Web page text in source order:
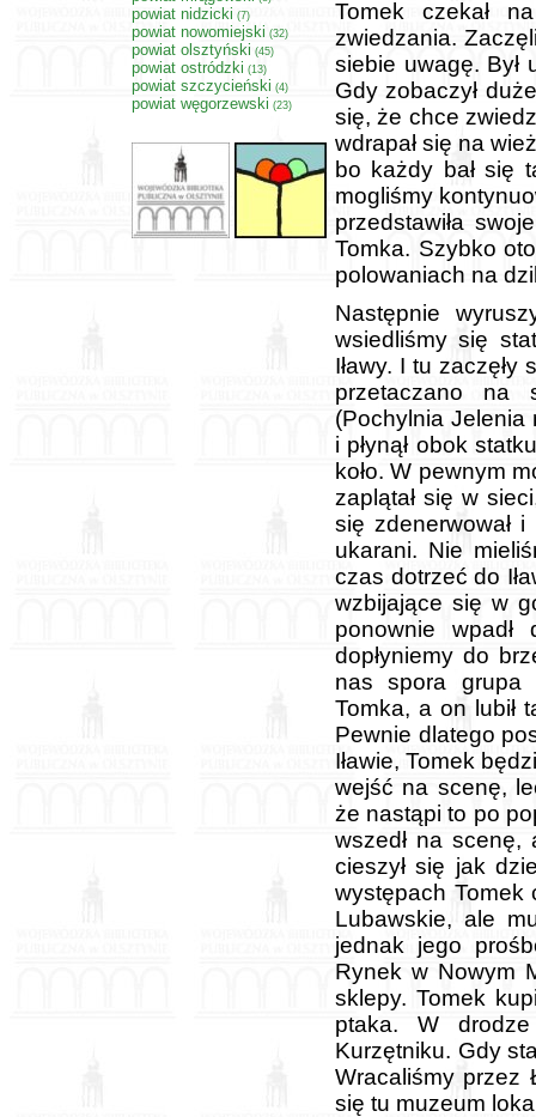
powiat nidzicki (7)
powiat nowomiejski (32)
powiat olsztyński (45)
powiat ostródzki (13)
powiat szczycieński (4)
powiat węgorzewski (23)
Tomek czekał
zwiedzania.
siebie uwagę. Był
Gdy zobaczył
się, że chce
wdrapał się na
bo każdy bał się
mogliśmy
przedstawiła
Tomka. Szybko
polowaniach na
Następnie
wsiedliśmy się
Iławy. I tu
przetaczano na
(Pochylnia Jelenia
i płynął obok
koło. W pewnym
zaplątał się w
się zdenerwował
ukarani. Nie
czas dotrzeć do
wzbijające się w
ponownie
dopłyniemy do
nas spora grupa
Tomka, a on lubił
Pewnie dlatego
Iławie, Tomek
wejść na scenę,
że nastąpi to po
wszedł na scenę,
cieszył się jak
występach Tomek
Lubawskie, ale
jednak jego
Rynek w Nowym
sklepy. Tomek
ptaka. W
Kurzętniku. Gdy
Wracaliśmy przez
się tu muzeum